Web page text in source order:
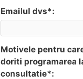
Emailul dvs*:
Motivele pentru
doriti programarea
consultatie*: